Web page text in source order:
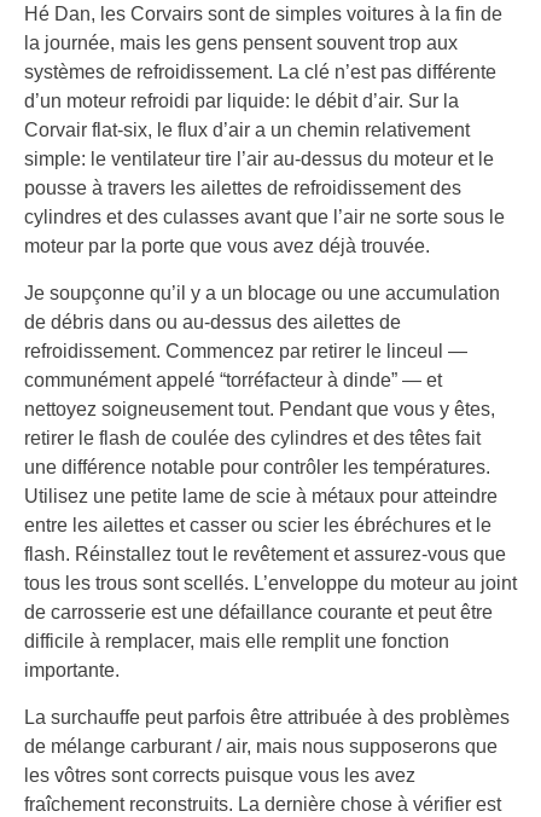
Hé Dan, les Corvairs sont de simples voitures à la fin de
la journée, mais les gens pensent souvent trop aux
systèmes de refroidissement. La clé n’est pas différente
d’un moteur refroidi par liquide: le débit d’air. Sur la
Corvair flat-six, le flux d’air a un chemin relativement
simple: le ventilateur tire l’air au-dessus du moteur et le
pousse à travers les ailettes de refroidissement des
cylindres et des culasses avant que l’air ne sorte sous le
moteur par la porte que vous avez déjà trouvée.
Je soupçonne qu’il y a un blocage ou une accumulation
de débris dans ou au-dessus des ailettes de
refroidissement. Commencez par retirer le linceul —
communément appelé “torréfacteur à dinde” — et
nettoyez soigneusement tout. Pendant que vous y êtes,
retirer le flash de coulée des cylindres et des têtes fait
une différence notable pour contrôler les températures.
Utilisez une petite lame de scie à métaux pour atteindre
entre les ailettes et casser ou scier les ébréchures et le
flash. Réinstallez tout le revêtement et assurez-vous que
tous les trous sont scellés. L’enveloppe du moteur au joint
de carrosserie est une défaillance courante et peut être
difficile à remplacer, mais elle remplit une fonction
importante.
La surchauffe peut parfois être attribuée à des problèmes
de mélange carburant / air, mais nous supposerons que
les vôtres sont corrects puisque vous les avez
fraîchement reconstruits. La dernière chose à vérifier est